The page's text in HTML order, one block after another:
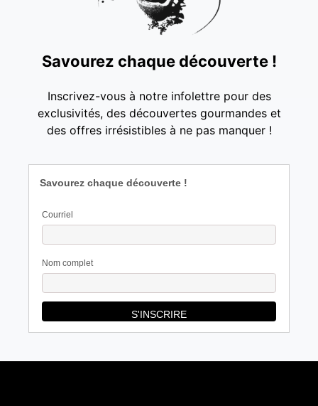
Savourez chaque découverte !
Inscrivez-vous à notre infolettre pour des
exclusivités, des découvertes gourmandes et
des offres irrésistibles à ne pas manquer !
Savourez chaque découverte !
Courriel
Nom complet